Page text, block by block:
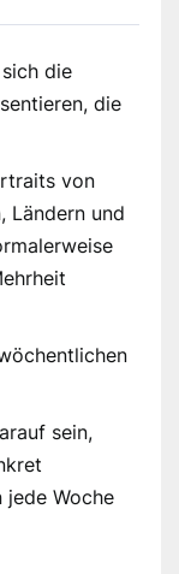
die
die
von
Ländern und
sein,
jede Woche